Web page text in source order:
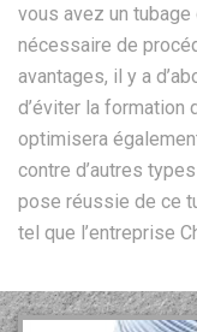
vous avez un tubage
nécessaire de
avantages, il y a
d’éviter la formation
optimisera
contre d’autres
pose réussie de ce
tel que l’entreprise